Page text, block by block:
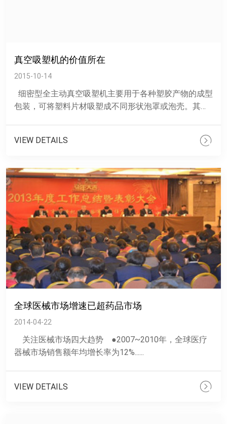
真空吸塑机的价值所在
2015-10-14
细密型全主动真空吸塑机主要用于各种塑胶产物的成型
包装，可将塑料片材吸塑成不同形状泡罩或泡壳。其成
VIEW DETAILS
全球医械市场增速已超药品市场
2014-04-22
关注医械市场四大趋势 ●2007~2010年，全球医疗
器械市场销售额年均增长率为12%......
VIEW DETAILS